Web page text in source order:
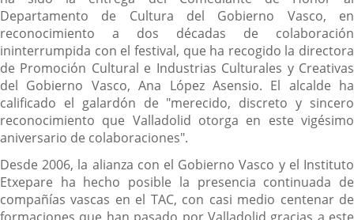
Departamento de Cultura del Gobierno Vasco, en
reconocimiento a dos décadas de colaboración
ininterrumpida con el festival, que ha recogido la directora
de Promoción Cultural e Industrias Culturales y Creativas
del Gobierno Vasco, Ana López Asensio. El alcalde ha
calificado el galardón de "merecido, discreto y sincero
reconocimiento que Valladolid otorga en este vigésimo
aniversario de colaboraciones".
Desde 2006, la alianza con el Gobierno Vasco y el Instituto
Etxepare ha hecho posible la presencia continuada de
compañías vascas en el TAC, con casi medio centenar de